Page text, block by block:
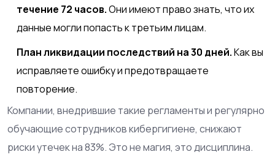
течение 72 часов.Они имеют право знать, что их
данные могли попасть к третьим лицам.
План ликвидации последствий на 30 дней.Как вы
исправляете ошибку и предотвращаете
повторение.
Компании, внедрившие такие регламенты и регулярно
обучающие сотрудников кибергигиене, снижают
риски утечек на 83%. Это не магия, это дисциплина.